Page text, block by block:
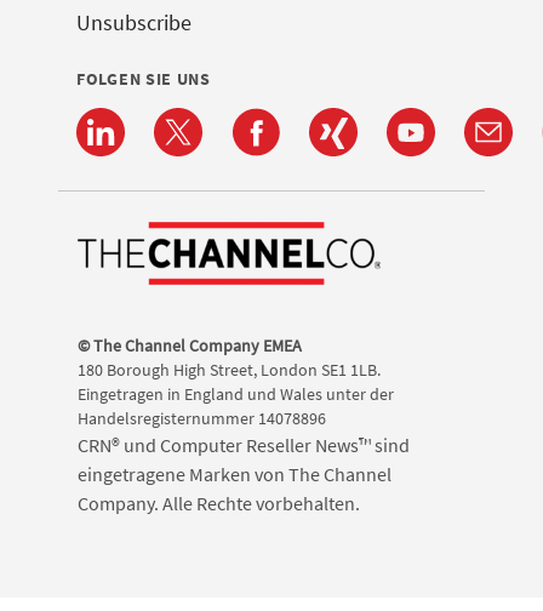
Unsubscribe
FOLGEN SIE UNS
© The Channel Company EMEA
180 Borough High Street, London SE1 1LB.
Eingetragen in England und Wales unter der
Handelsregisternummer 14078896
CRN® und Computer Reseller News™ sind
eingetragene Marken von The Channel
Company. Alle Rechte vorbehalten.